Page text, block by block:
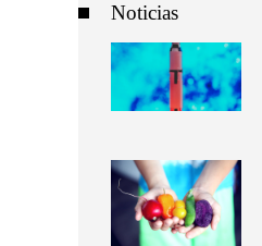
Noticias